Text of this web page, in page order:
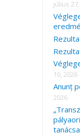
r
:
július
10, 2026
Anunț
2026